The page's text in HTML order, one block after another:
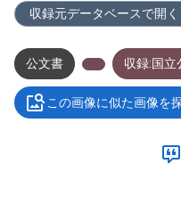
収録元データベースで開く
公文書 収録:国
この画像に似た画像を